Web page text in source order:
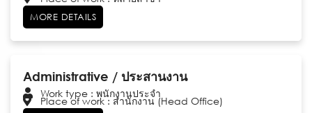
MORE DETAILS
Administrative / ประสานงาน
Work type : พนักงานประจำ
Place of work : สำนักงาน (Head Office)